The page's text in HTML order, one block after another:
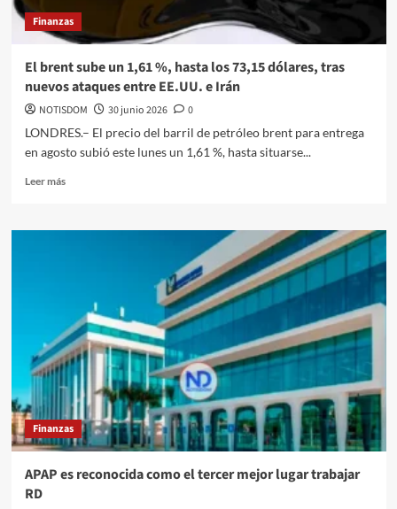
Finanzas
El brent sube un 1,61 %, hasta los 73,15 dólares, tras
nuevos ataques entre EE.UU. e Irán
NOTISDOM 30 junio 2026
0
LONDRES.– El precio del barril de petróleo brent para entrega
en agosto subió este lunes un 1,61 %, hasta situarse...
Leer más
Finanzas
APAP es reconocida como el tercer mejor lugar trabajar
RD